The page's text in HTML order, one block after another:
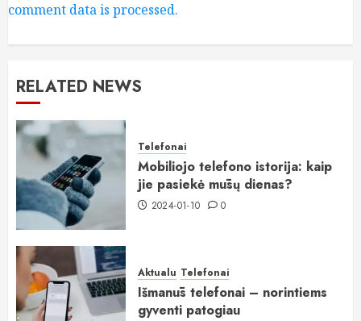
comment data is processed.
RELATED NEWS
Telefonai
Mobiliojo telefono istorija: kaip
jie pasiekė mūsų dienas?
2024-01-10 0
Aktualu Telefonai
Išmanūs telefonai – norintiems
gyventi patogiau